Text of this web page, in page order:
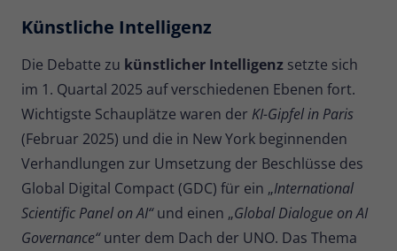
Künstliche Intelligenz
Die Debatte zu künstlicher Intelligenz setzte sich
im 1. Quartal 2025 auf verschiedenen Ebenen fort.
Wichtigste Schauplätze waren der KI-Gipfel in Paris
(Februar 2025) und die in New York beginnenden
Verhandlungen zur Umsetzung der Beschlüsse des
Global Digital Compact (GDC) für ein „International
Scientific Panel on AI“und einen „Global Dialogue on AI
Governance“unter dem Dach der UNO. Das Thema